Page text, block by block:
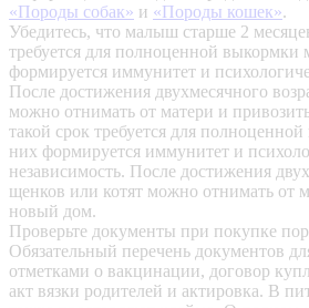
«Породы собак» и «Породы кошек».
Убедитесь, что малыш старше 2
требуется для полноценной
формируется иммунитет и
После достижения двухмесячного
можно отнимать от матери и
такой срок требуется для
них формируется иммунитет и
независимость. После достижения
щенков или котят можно отнимать от
новый дом.
Проверьте документы при покупке
Обязательный перечень документов
отметками о вакцинации, договор
акт вязки родителей и актировка. В